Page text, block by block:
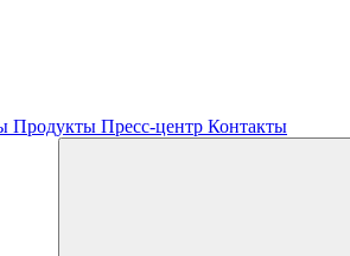
Продукты Пресс-центр Контакты